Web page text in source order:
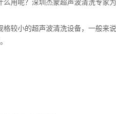
呢？深圳杰蒙超声波清洗专家为
小的超声波清洗设备，一般来